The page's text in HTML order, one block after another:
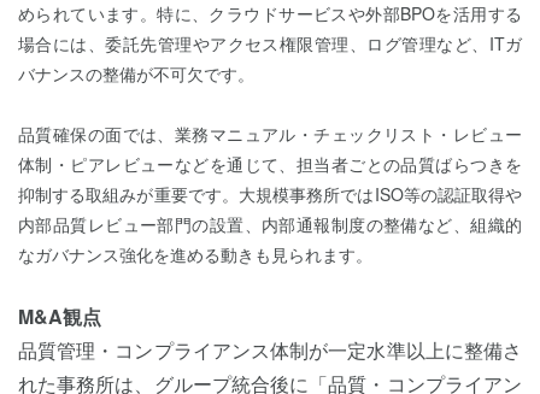
められています。特に、クラウドサービスや外部BPOを活用する
場合には、委託先管理やアクセス権限管理、ログ管理など、ITガ
バナンスの整備が不可欠です。
品質確保の面では、業務マニュアル・チェックリスト・レビュー
体制・ピアレビューなどを通じて、担当者ごとの品質ばらつきを
抑制する取組みが重要です。大規模事務所ではISO等の認証取得や
内部品質レビュー部門の設置、内部通報制度の整備など、組織的
なガバナンス強化を進める動きも見られます。
M&A観点
品質管理・コンプライアンス体制が一定水準以上に整備さ
れた事務所は、グループ統合後に「品質・コンプライアン